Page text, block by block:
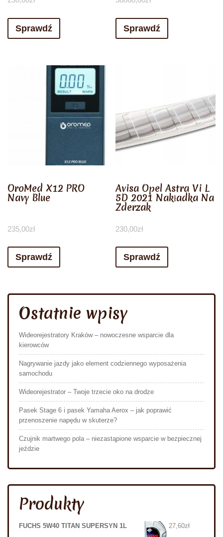
Sprawdź Sprawdź
OroMed X12 PRO
Navy Blue
235,00zł
Sprawdź
Avisa Opel Astra Vi L
5D 2021 Nakładka Na
Zderzak
230,00zł
Sprawdź
Ostatnie wpisy
Wideorejestratory Kraków – nowoczesne wsparcie dla
kierowców
Nagrywanie jazdy jako element codziennego wyposażenia
samochodu
Wideorejestrator – Twoje trzecie oko na drodze
Pasek Stage 6 i pasek Yamaha Aerox – jak poprawić
przenoszenie napędu w skuterze?
Czujnik martwego pola – niezastąpione wsparcie w bezpiecznej
jeździe
Produkty
FUCHS 5W40 TITAN SUPERSYN 1L 27,60zł